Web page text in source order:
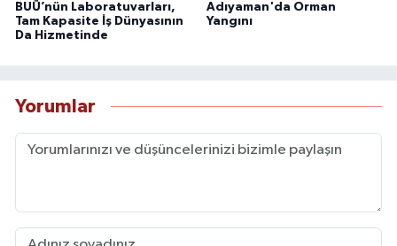
BUÜ’nün Laboratuvarları,
Tam Kapasite İş Dünyasının
Da Hizmetinde
Adıyaman'da Orman
Yangını
Yorumlar